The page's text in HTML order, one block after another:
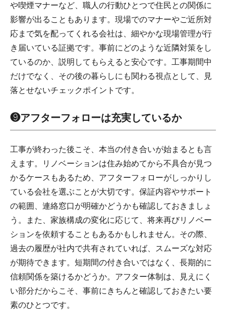
や喫煙マナーなど、職人の行動ひとつで住民との関係に
影響が出ることもあります。現場でのマナーやご近所対
応まで気を配ってくれる会社は、細やかな現場管理が行
き届いている証拠です。事前にどのような近隣対策をし
ているのか、説明してもらえると安心です。工事期間中
だけでなく、その後の暮らしにも関わる視点として、見
落とせないチェックポイントです。
❾アフターフォローは充実しているか
工事が終わった後こそ、本当の付き合いが始まるとも言
えます。リノベーションは住み始めてから不具合が見つ
かるケースもあるため、アフターフォローがしっかりし
ている会社を選ぶことが大切です。保証内容やサポート
の範囲、連絡窓口が明確かどうかも確認しておきましょ
う。また、家族構成の変化に応じて、将来再びリノベー
ションを依頼することもあるかもしれません。その際、
過去の履歴が社内で共有されていれば、スムーズな対応
が期待できます。短期間の付き合いではなく、長期的に
信頼関係を築けるかどうか。アフター体制は、見えにく
い部分だからこそ、事前にきちんと確認しておきたい要
素のひとつです。